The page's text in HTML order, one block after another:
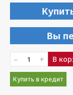
Вы
– + В
Купить в кредит